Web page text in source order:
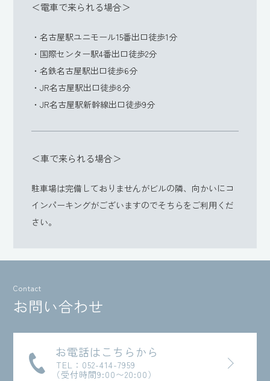
＜電車で来られる場合＞
・名古屋駅ユニモール15番出口徒歩1分
・国際センター駅4番出口徒歩2分
・名鉄名古屋駅出口徒歩6分
・JR名古屋駅出口徒歩8分
・JR名古屋駅新幹線出口徒歩9分
＜車で来られる場合＞
駐車場は完備しておりませんがビルの隣、向かいにコ
インパーキングがございますのでそちらをご利用くだ
さい。
Contact
お問い合わせ
お電話はこちらから
TEL：052-414-7959
（受付時間9:00〜20:00）